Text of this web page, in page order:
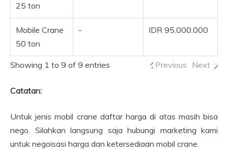
25 ton
Mobile Crane
50 ton
- IDR 95.000.000
Showing 1 to 9 of 9 entries Previous Next
Catatan:
Untuk jenis mobil crane daftar harga di atas masih bisa
nego. Silahkan langsung saja hubungi marketing kami
untuk negoisasi harga dan ketersediaan mobil crane.